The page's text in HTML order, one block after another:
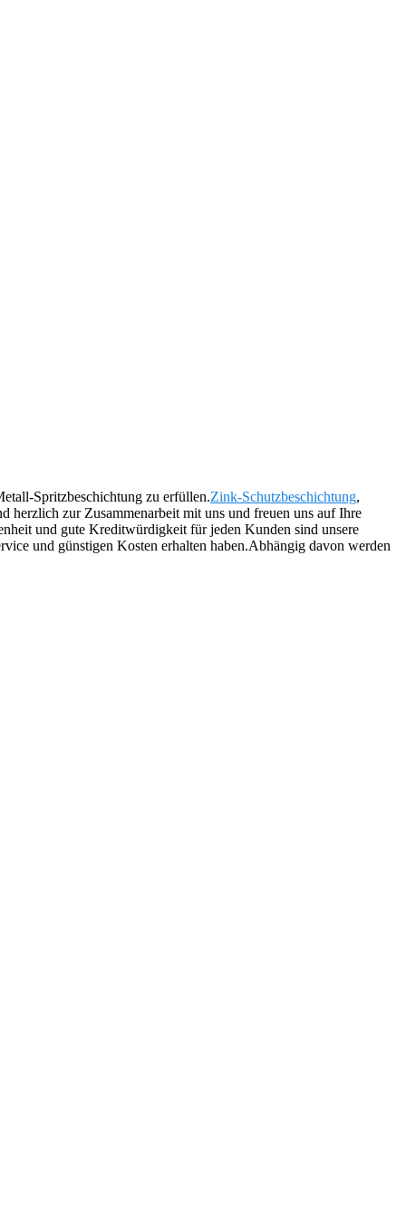
Spritzbeschichtung zu erfüllen.Zink-Schutzbeschichtung,
herzlich zur Zusammenarbeit mit uns und freuen uns auf Ihre
und gute Kreditwürdigkeit für jeden Kunden sind unsere
und günstigen Kosten erhalten haben.Abhängig davon werden